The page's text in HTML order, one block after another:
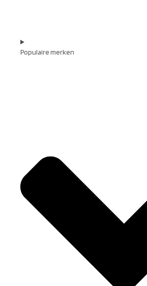
Populaire merken